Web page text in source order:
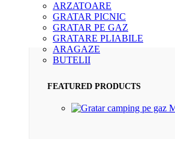
ARZATOARE
GRATAR PICNIC
GRATAR PE GAZ
GRATARE PLIABILE
ARAGAZE
BUTELII
FEATURED PRODUCTS